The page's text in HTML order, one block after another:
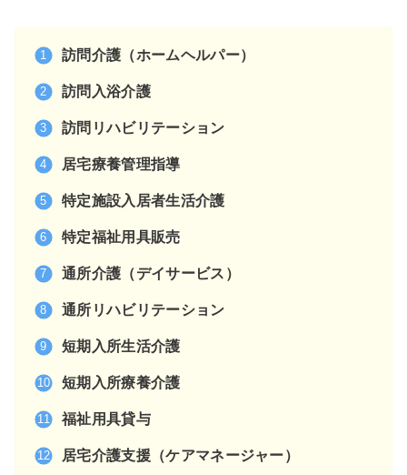
訪問介護（ホームヘルパー）
訪問入浴介護
訪問リハビリテーション
居宅療養管理指導
特定施設入居者生活介護
特定福祉用具販売
通所介護（デイサービス）
通所リハビリテーション
短期入所生活介護
短期入所療養介護
福祉用具貸与
居宅介護支援（ケアマネージャー）